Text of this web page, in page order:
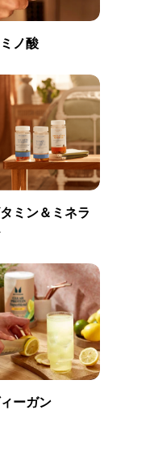
ノ酸
ミン＆ミネラ
ーガン